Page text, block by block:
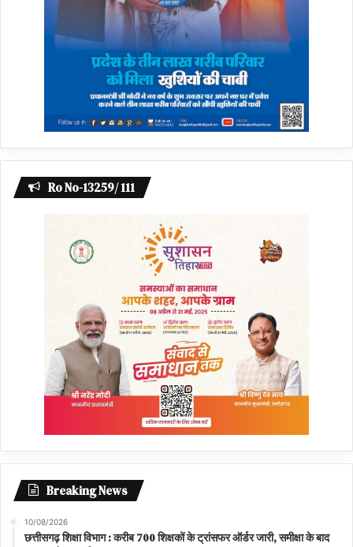
Ro No-13259/ 111
Breaking News
10/08/2026
छत्तीसगढ़ शिक्षा विभाग : करीब 700 शिक्षकों के ट्रांसफर ऑर्डर जारी, समीक्षा के बाद